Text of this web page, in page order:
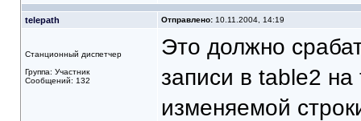
telepath Отправлено:10.11.2004, 14:19
Станционный диспетчер
Группа: Участник
Сообщений: 132
Это должно
записи в table2 на
изменяемой